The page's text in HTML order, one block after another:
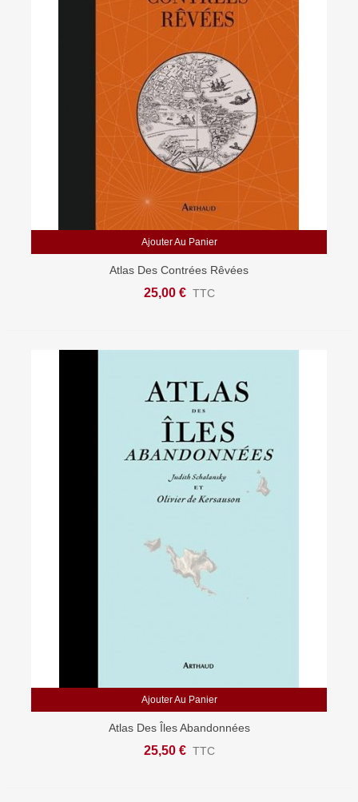
Ajouter Au Panier
Atlas Des Contrées Rêvées
25,00 € TTC
Ajouter Au Panier
Atlas Des Îles Abandonnées
25,50 € TTC